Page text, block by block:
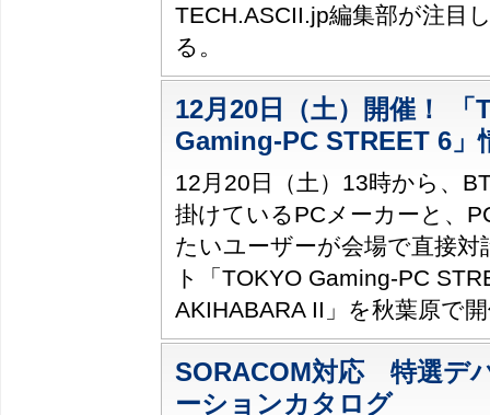
TECH.ASCII.jp編集部が注目
る。
12月20日（土）開催！ 「
Gaming-PC STREET 6」
12月20日（土）13時から、
掛けているPCメーカーと、
たいユーザーが会場で直接
ト「TOKYO Gaming-PC
AKIHABARA II」を秋葉原で
SORACOM対応 特選デ
ーションカタログ